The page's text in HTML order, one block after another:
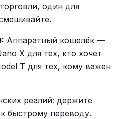
один для
Аппаратный кошелёк —
X для тех, кто хочет
T для тех, кому важен
реалий: держите
быстрому переводу.